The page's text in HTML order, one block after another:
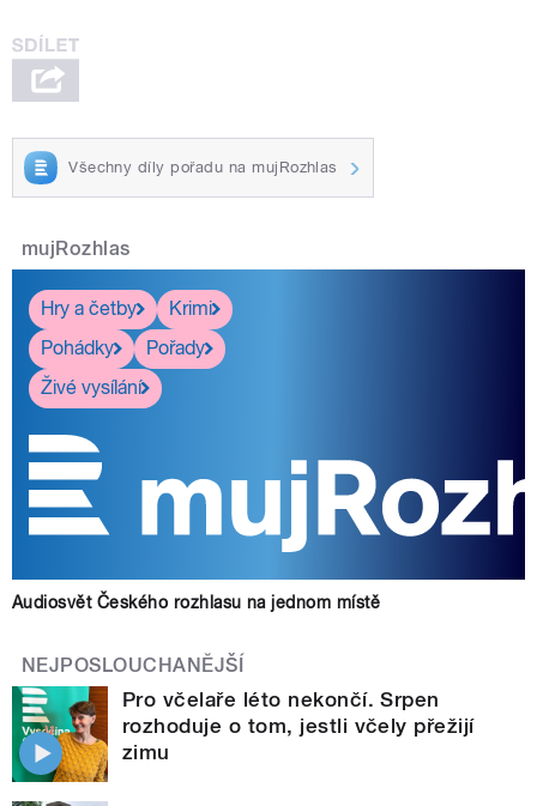
Všechny díly pořadu na mujRozhlas
mujRozhlas
Hry a četby
Krimi
Pohádky
Pořady
Živé vysílání
Audiosvět Českého rozhlasu na jednom místě
NEJPOSLOUCHANĚJŠÍ
Pro včelaře léto nekončí. Srpen
rozhoduje o tom, jestli včely přežijí
zimu